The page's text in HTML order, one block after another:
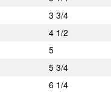
3 3/4
4 1/2
5
5 3/4
6 1/4